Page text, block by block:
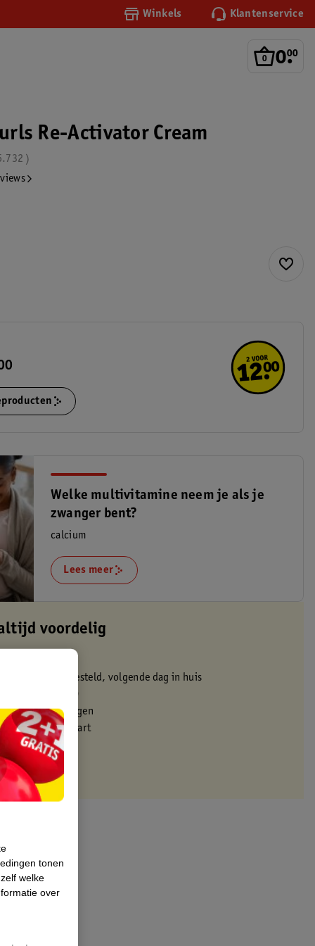
Winkels Klantenservice
0.
00
Re-Activator Cream
Welke multivitamine neem je als je
zwanger bent?
calcium
Lees meer
voordelig
voor 22:00 uur besteld, volgende dag in huis
vanaf 50.00
binnen 30 dagen
je Kruidvat kaart
tonen
welke
over